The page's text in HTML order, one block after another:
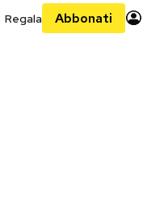
Regala Abbonati